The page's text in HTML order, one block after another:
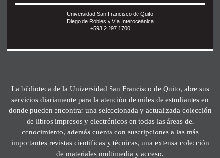
Universidad San Francisco de Quito
Diego de Robles y Vía Interoceánica
+593 2 297 1700
La biblioteca de la Universidad San Francisco de Quito, abre sus
servicios diariamente para la atención de miles de estudiantes en
donde pueden encontrar una seleccionada y actualizada colección
de libros impresos y electrónicos en todas las áreas del
conocimiento, además cuenta con suscripciones a las más
importantes revistas científicas y técnicas, una extensa colección
de materiales multimedia y acceso.